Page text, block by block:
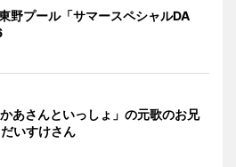
野プール「サマースペシャルDA
あさんといっしょ」の元歌のお兄
いすけさん